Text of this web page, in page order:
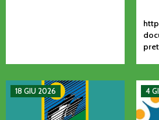
18 GIU 2026
MANIFESTAZIONE DI INTERESSE4
La